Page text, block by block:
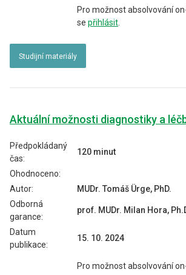
Pro možnost absolvování
se přihlásit
Studijní materiály
Aktuální možnosti diagnostiky a
Předpokládaný
čas:
120 minut
Ohodnoceno:
Autor:
MUDr. Tomáš Ürge, PhD.
Odborná
garance:
prof. MUDr. Milan Hora,
Datum
publikace:
15. 10. 2024
Pro možnost absolvování